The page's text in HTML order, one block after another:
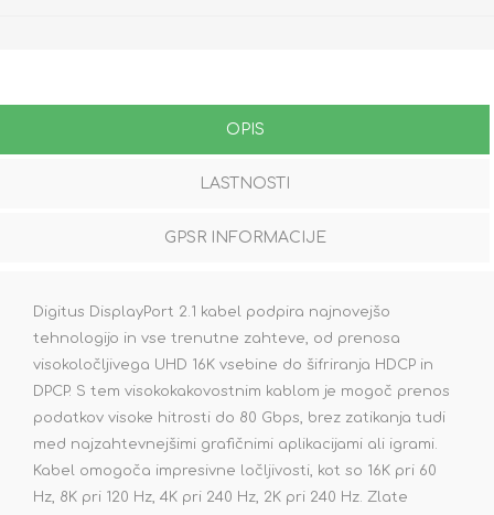
OPIS
LASTNOSTI
GPSR INFORMACIJE
Digitus DisplayPort 2.1 kabel podpira najnovejšo
tehnologijo in vse trenutne zahteve, od prenosa
visokoločljivega UHD 16K vsebine do šifriranja HDCP in
DPCP. S tem visokokakovostnim kablom je mogoč prenos
podatkov visoke hitrosti do 80 Gbps, brez zatikanja tudi
med najzahtevnejšimi grafičnimi aplikacijami ali igrami.
Kabel omogoča impresivne ločljivosti, kot so 16K pri 60
Hz, 8K pri 120 Hz, 4K pri 240 Hz, 2K pri 240 Hz. Zlate